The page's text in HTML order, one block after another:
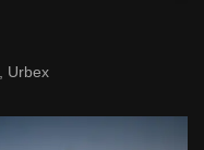
Urbex